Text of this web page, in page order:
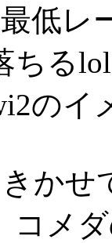
低レ
ちるlol
のイ
かせ
コメ